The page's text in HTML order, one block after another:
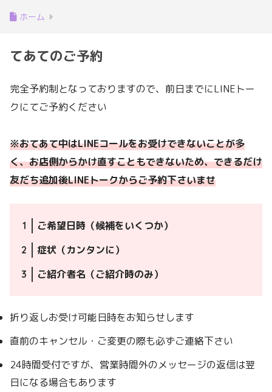
ホーム
てあてのご予約
完全予約制となっておりますので、前日までにLINEトー
クにてご予約ください
※おてあて中はLINEコールをお受けできないことが多
く、お店側からかけ直すこともできないため、できるだけ
友だち追加後LINEトークからご予約下さいませ
ご希望日時（候補をいくつか）
症状（カンタンに）
ご紹介者名（ご紹介時のみ）
折り返しお受け可能日時をお知らせします
直前のキャンセル・ご変更の際も必ずご連絡下さい
24時間受付ですが、営業時間外のメッセージの返信は翌
日になる場合もあります